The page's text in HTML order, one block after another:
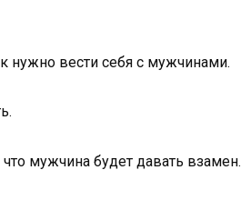
нужно вести себя с мужчинами.
мужчина будет давать взамен.